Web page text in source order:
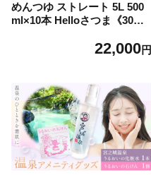
めんつゆ ストレート 5L 500
ml×10本 Helloさつま《30日
く)》鹿児島県 さつま町 めん
産原料 素麺 うどん そば 天ぷ
ら 送料無料
22,000円